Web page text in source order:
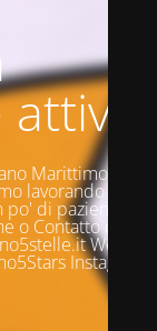
Marittimo è
lavorando per
di pazienza e
o Contatto questi
Web:
Instagram: